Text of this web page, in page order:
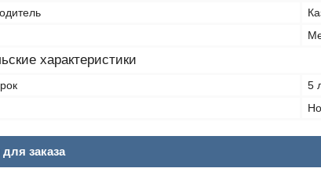
характеристики
5
заказа